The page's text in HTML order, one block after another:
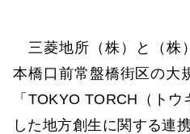
三菱地所（株）と（株
本橋口前常盤橋街区の大
「TOKYO TORCH（ト
した地方創生に関する連